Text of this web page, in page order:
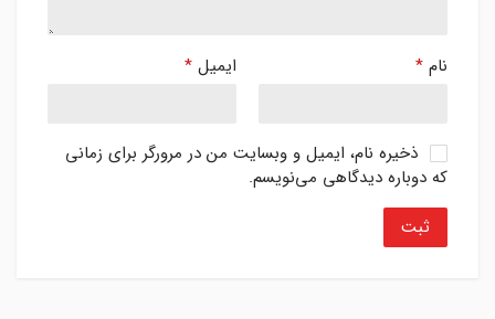
نام * ایمیل *
ذخیره نام، ایمیل و وبسایت من در مرورگر برای زمانی
که دوباره دیدگاهی می‌نویسم.